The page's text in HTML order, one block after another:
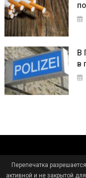
В
в
Перепечатка
активной и не закрытой